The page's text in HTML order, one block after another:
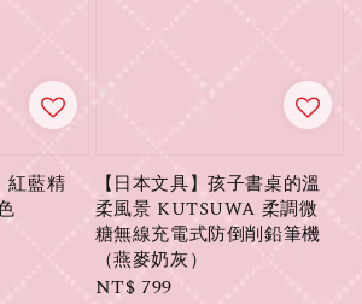
紅藍精
【日本文具】孩子書桌的溫
柔風景 KUTSUWA 柔調微
糖無線充電式防倒削鉛筆機
（燕麥奶灰）
Regular
NT$ 799